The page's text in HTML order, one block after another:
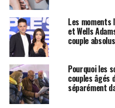
Les moments
et Wells
couple absolus
Pourquoi les
couples âgés
séparément